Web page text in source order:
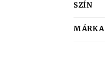
SZÍN
MÁRKA